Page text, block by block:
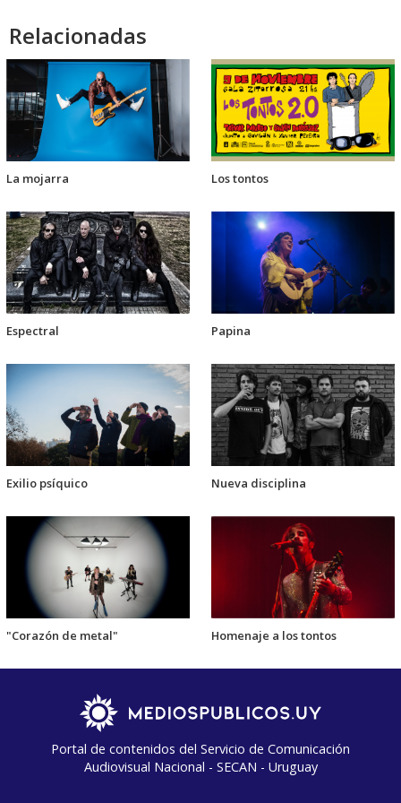
Relacionadas
La mojarra Los tontos
Espectral Papina
Exilio psíquico Nueva disciplina
"Corazón de metal" Homenaje a los tontos
Portal de contenidos del Servicio de Comunicación
Audiovisual Nacional - SECAN - Uruguay